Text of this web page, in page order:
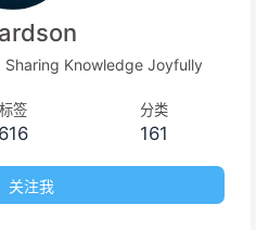
Knowledge Joyfully
标签
616
分类
161
关注我